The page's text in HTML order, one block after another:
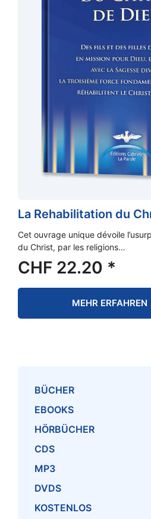
La Rehabilitation du
Cet ouvrage unique dévoile
du Christ, par les religions…
CHF 22.20 *
MEHR ERFAHREN
BÜCHER
EBOOKS
HÖRBÜCHER
CDS
MP3
DVDS
KOSTENLOS